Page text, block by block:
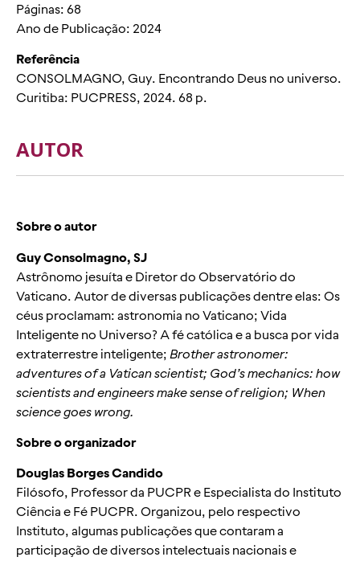
Páginas: 68
Ano de Publicação: 2024
Referência
CONSOLMAGNO, Guy. Encontrando Deus no universo.
Curitiba: PUCPRESS, 2024. 68 p.
AUTOR
Sobre o autor
Guy Consolmagno, SJ
Astrônomo jesuíta e Diretor do Observatório do
Vaticano. Autor de diversas publicações dentre elas: Os
céus proclamam: astronomia no Vaticano; Vida
Inteligente no Universo? A fé católica e a busca por vida
extraterrestre inteligente; Brother astronomer:
adventures of a Vatican scientist; God’s mechanics: how
scientists and engineers make sense of religion; When
science goes wrong.
Sobre o organizador
Douglas Borges Candido
Filósofo, Professor da PUCPR e Especialista do Instituto
Ciência e Fé PUCPR. Organizou, pelo respectivo
Instituto, algumas publicações que contaram a
participação de diversos intelectuais nacionais e